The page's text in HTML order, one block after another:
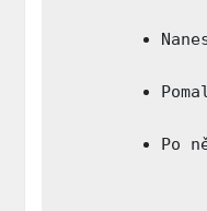
Po